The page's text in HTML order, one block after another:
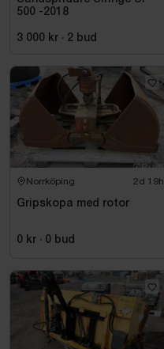
500 -2018
3 000 kr · 2 bud
Norrköping 2d 19h
Gripskopa med rotor
0 kr · 0 bud